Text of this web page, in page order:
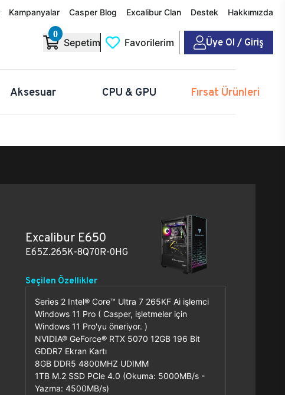
Kampanyalar Casper Blog Excalibur Clan Destek Hakkımızda
0
Sepetim Favorilerim Üye Ol / Giriş
Aksesuar CPU & GPU Fırsat Ürünleri
Excalibur E650
E65Z.265K-8Q70R-0HG
Seçilen Özellikler
Series 2 Intel® Core™ Ultra 7 265KF Ai işlemci
Windows 11 Pro ( Casper, işletmeler için
Windows 11 Pro'yu öneriyor. )
NVIDIA® GeForce® RTX 5070 12GB 196 Bit
GDDR7 Ekran Kartı
8GB DDR5 4800MHZ UDIMM
1TB M.2 SSD PCle 4.0 (Okuma: 5000MB/s -
Yazma: 4500MB/s)